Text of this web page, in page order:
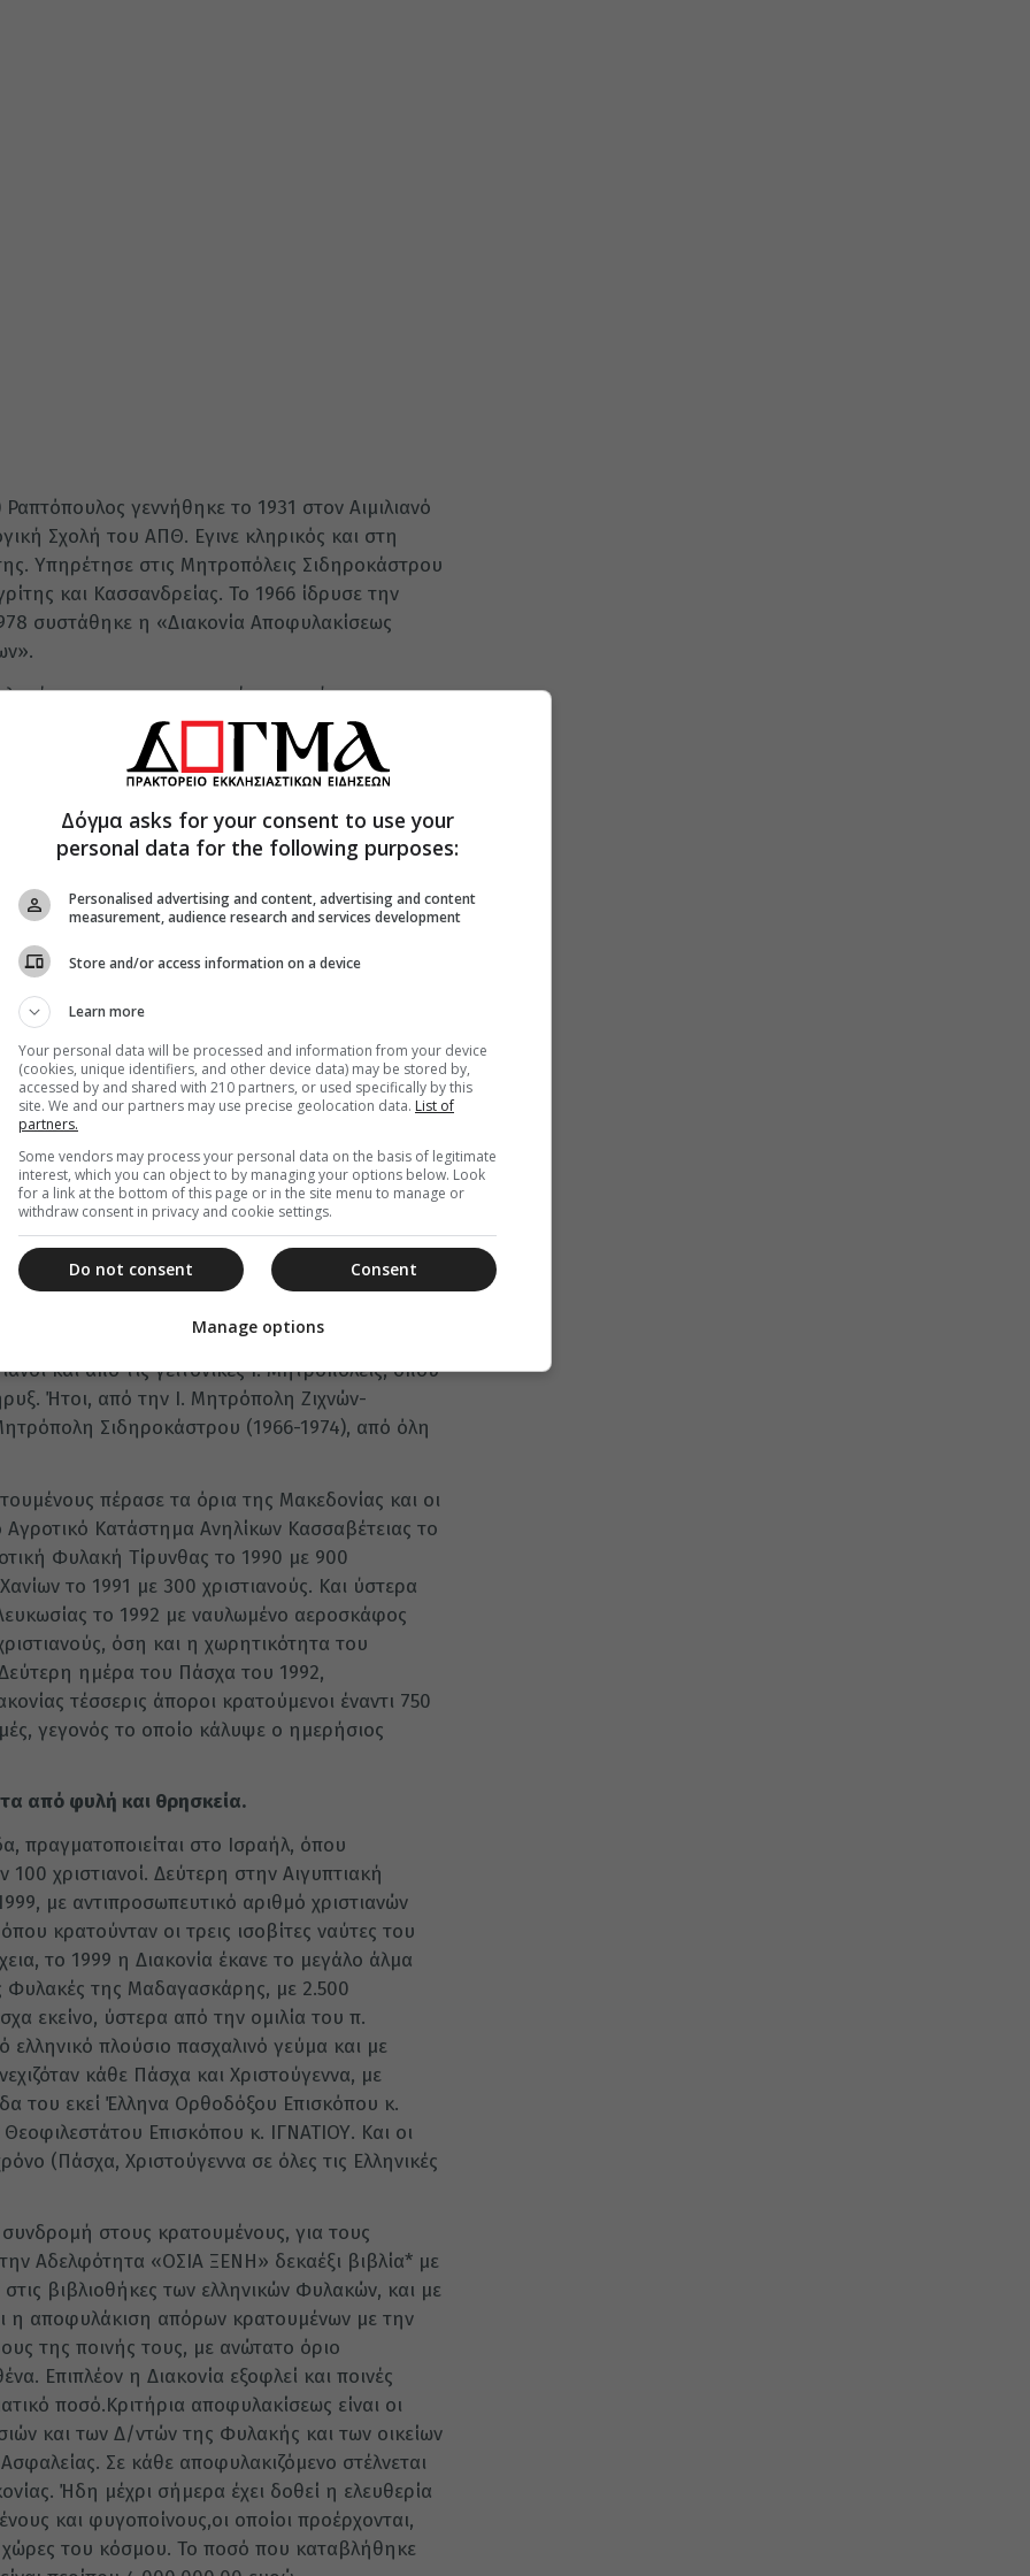
γεννήθηκε το 1931 στον Αιμιλιανό
Σχολή του ΑΠΘ. Εγινε κληρικός και στη
Υπηρέτησε στις Μητροπόλεις Σιδηροκάστρου
και Κασσανδρείας. Το 1966 ίδρυσε την
συστάθηκε η «Διακονία Αποφυλακίσεως
και τα σωφρονιστικά καταστήματα στην
Κύπρο, στη Μαδαγασκάρη, στη Ρουμανία,
όταν υπηρετούσε στην Ιερά
ανεπίσημα ως «ΗΜΕΡΑ ΤΟΥ
Είναι η Κυριακή που διαβάζεται στη Θεία
κρίσεως (Ματθ. 25, 31-46). Μετέπειτα,
Απόρων Κρατουμένων» και υπήχθη ως
Αδελφότητα «Η ΟΣΙΑ ΞΕΝΗ», της οποίας
είναι ο π. Γερβάσιος.
ήμην, και ήλθετε προς με» (στίχος 36), άρχισε
τους «εν φυλακή… ελαχίστους αδελφούς» του
Απόκρεω, 5 Μαρτίου 1978. Στην πρόσκληση του
χριστιανοί, που μετακινήθηκαν με 15
κήρυγμα. Ψυχαγωγική εκδήλωση νεολαίας.
υποδήσεως, καθαριότητας, γλυκισμάτων κ.α.
απόρων κρατουμένων.
και από την ευρύτερη περιοχή των Σερρών
το 1987, έφθασε τους 5.000
και από τις γειτονικές Ι. Μητροπόλεις, όπου
Ήτοι, από την Ι. Μητρόπολη Ζιχνών-
Σιδηροκάστρου (1966-1974), από όλη
πέρασε τα όρια της Μακεδονίας και οι
Κατάστημα Ανηλίκων Κασσαβέτειας το
Φυλακή Τίρυνθας το 1990 με 900
το 1991 με 300 χριστιανούς. Και ύστερα
το 1992 με ναυλωμένο αεροσκάφος
όση και η χωρητικότητα του
ημέρα του Πάσχα του 1992,
τέσσερις άποροι κρατούμενοι έναντι 750
γεγονός το οποίο κάλυψε ο ημερήσιος
από φυλή και θρησκεία.
πραγματοποιείται στο Ισραήλ, όπου
100 χριστιανοί. Δεύτερη στην Αιγυπτιακή
με αντιπροσωπευτικό αριθμό χριστιανών
κρατούνταν οι τρεις ισοβίτες ναύτες του
το 1999 η Διακονία έκανε το μεγάλο άλμα
Φυλακές της Μαδαγασκάρης, με 2.500
εκείνο, ύστερα από την ομιλία του π.
πλούσιο πασχαλινό γεύμα και με
κάθε Πάσχα και Χριστούγεννα, με
του εκεί Έλληνα Ορθοδόξου Επισκόπου κ.
Επισκόπου κ. ΙΓΝΑΤΙΟΥ. Και οι
(Πάσχα, Χριστούγεννα σε όλες τις Ελληνικές
στους κρατουμένους, για τους
Αδελφότητα «ΟΣΙΑ ΞΕΝΗ» δεκαέξι βιβλία* με
βιβλιοθήκες των ελληνικών Φυλακών, και με
η αποφυλάκιση απόρων κρατουμένων με την
της ποινής τους, με ανώτατο όριο
Επιπλέον η Διακονία εξοφλεί και ποινές
ποσό.Κριτήρια αποφυλακίσεως είναι οι
και των Δ/ντών της Φυλακής και των οικείων
Σε κάθε αποφυλακιζόμενο στέλνεται
Ήδη μέχρι σήμερα έχει δοθεί η ελευθερία
και φυγοποίνους,οι οποίοι προέρχονται,
του κόσμου. Το ποσό που καταβλήθηκε
Δόγμα asks for your consent to use your
personal data for the following purposes:
Personalised advertising and content, advertising and content
measurement, audience research and services development
Store and/or access information on a device
Learn more
Your personal data will be processed and information from your device
(cookies, unique identifiers, and other device data) may be stored by,
accessed by and shared with 210 partners, or used specifically by this
site. We and our partners may use precise geolocation data. List of
partners.
Some vendors may process your personal data on the basis of legitimate
interest, which you can object to by managing your options below. Look
for a link at the bottom of this page or in the site menu to manage or
withdraw consent in privacy and cookie settings.
Consent
Do not consent
Manage options